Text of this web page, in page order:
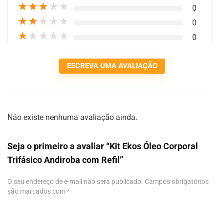
★★★ ★ ★ 0
★★ ★ ★ ★ 0
★ ★ ★ ★ ★ 0
ESCREVA UMA AVALIAÇÃO
Não existe nenhuma avaliação ainda.
Seja o primeiro a avaliar “Kit Ekos Óleo Corporal
Trifásico Andiroba com Refil”
O seu endereço de e-mail não será publicado. Campos obrigatórios
são marcados com*